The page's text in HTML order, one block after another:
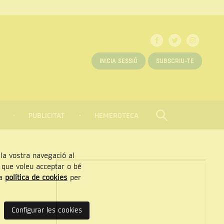
INICIA SESSIÓ SUBSCRIU-TE
PUBLICITAT HEMEROTECA CERCAR
vostra navegació al
voleu acceptar o bé
política de cookiesper
Configurar les cookies